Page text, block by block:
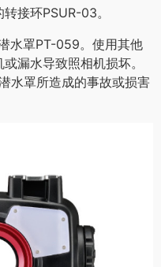
接环PSUR-03。
水罩PT-059。使用其他
漏水导致照相机损坏。
水罩所造成的事故或损害